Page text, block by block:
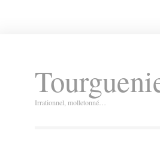
Irrationnel, molletonné…